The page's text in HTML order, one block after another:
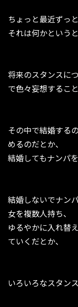
ちょっと最近ずっ
それは何かという
将来のスタンスに
で色々妄想するこ
その中で結婚する
めるのだとか、
結婚してもナンパ
結婚しないでナン
女を複数人持ち、
ゆるやかに入れ替
ていくだとか、
いろいろなスタン